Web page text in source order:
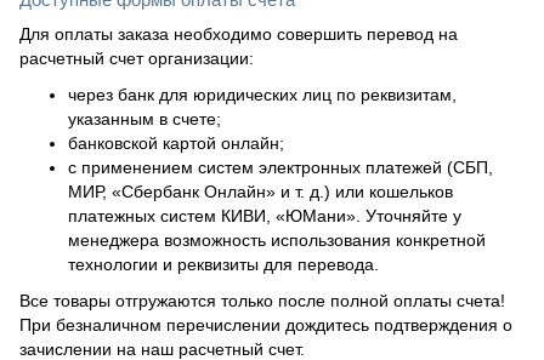
Для оплаты заказа необходимо совершить перевод на
расчетный счет организации:
через банк для юридических лиц по реквизитам,
указанным в счете;
банковской картой онлайн;
с применением систем электронных платежей (СБП,
МИР, «Сбербанк Онлайн» и т. д.) или кошельков
платежных систем КИВИ, «ЮМани». Уточняйте у
менеджера возможность использования конкретной
технологии и реквизиты для перевода.
Все товары отгружаются только после полной оплаты счета!
При безналичном перечислении дождитесь подтверждения о
зачислении на наш расчетный счет.